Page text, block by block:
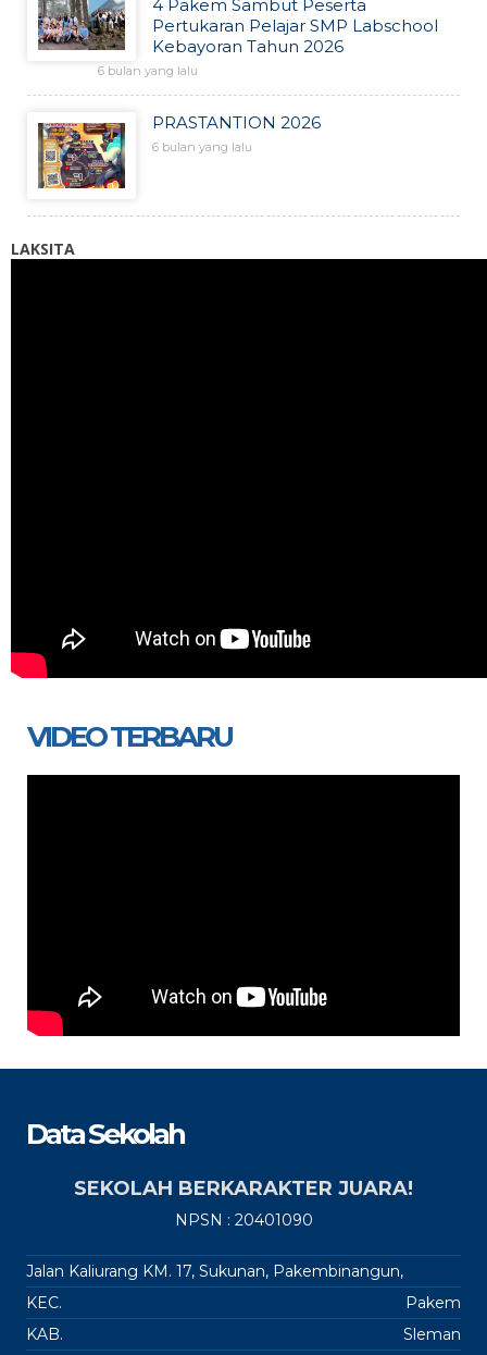
4 Pakem Sambut Peserta
Pertukaran Pelajar SMP Labschool
Kebayoran Tahun 2026
6 bulan yang lalu
PRASTANTION 2026
6 bulan yang lalu
LAKSITA
VIDEO TERBARU
Data Sekolah
SEKOLAH BERKARAKTER JUARA!
NPSN : 20401090
Jalan Kaliurang KM. 17, Sukunan, Pakembinangun,
KEC.
Pakem
KAB.
Sleman